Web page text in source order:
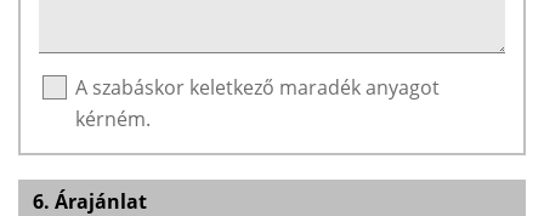
A szabáskor keletkező maradék anyagot
kérném.
6. Árajánlat